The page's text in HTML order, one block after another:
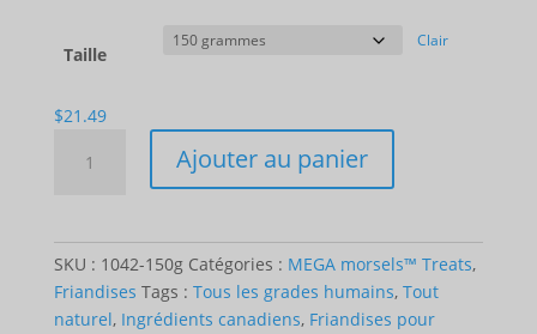
Taille
Clair
$21.49
MEGA
Ajouter au panier
SKU : 1042-150g Catégories : MEGA morsels™ Treats,
Friandises Tags : Tous les grades humains, Tout
naturel, Ingrédients canadiens, Friandises pour